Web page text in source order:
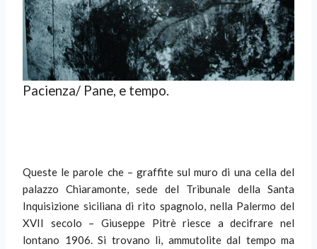
Pacienza/ Pane, e tempo.
Queste le parole che – graffite sul muro di una cella del
palazzo Chiaramonte, sede del Tribunale della Santa
Inquisizione siciliana di rito spagnolo, nella Palermo del
XVII secolo – Giuseppe Pitrè riesce a decifrare nel
lontano 1906. Si trovano lì, ammutolite dal tempo ma